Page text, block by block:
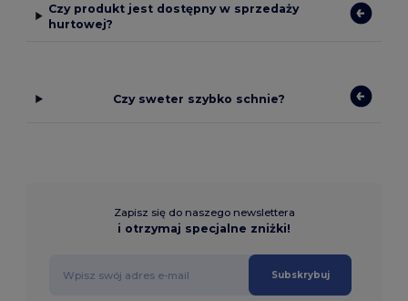
Czy produkt jest dostępny w sprzedaży
hurtowej?
Czy sweter szybko schnie?
Zapisz się do naszego newslettera
i otrzymaj specjalne zniżki!
Subskrybuj